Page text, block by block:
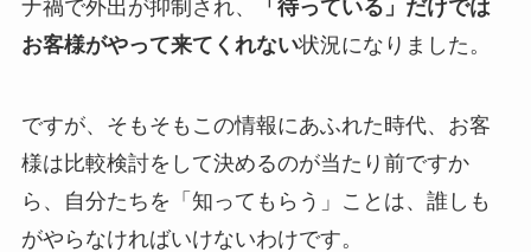
ナ禍で外出が抑制され、
「待っている」だけでは
お客様がやって来てくれない状況になりました。
ですが、そもそもこの情報にあふれた時代、お客
様は比較検討をして決めるのが当たり前ですか
ら、自分たちを「知ってもらう」ことは、誰しも
がやらなければいけないわけです。